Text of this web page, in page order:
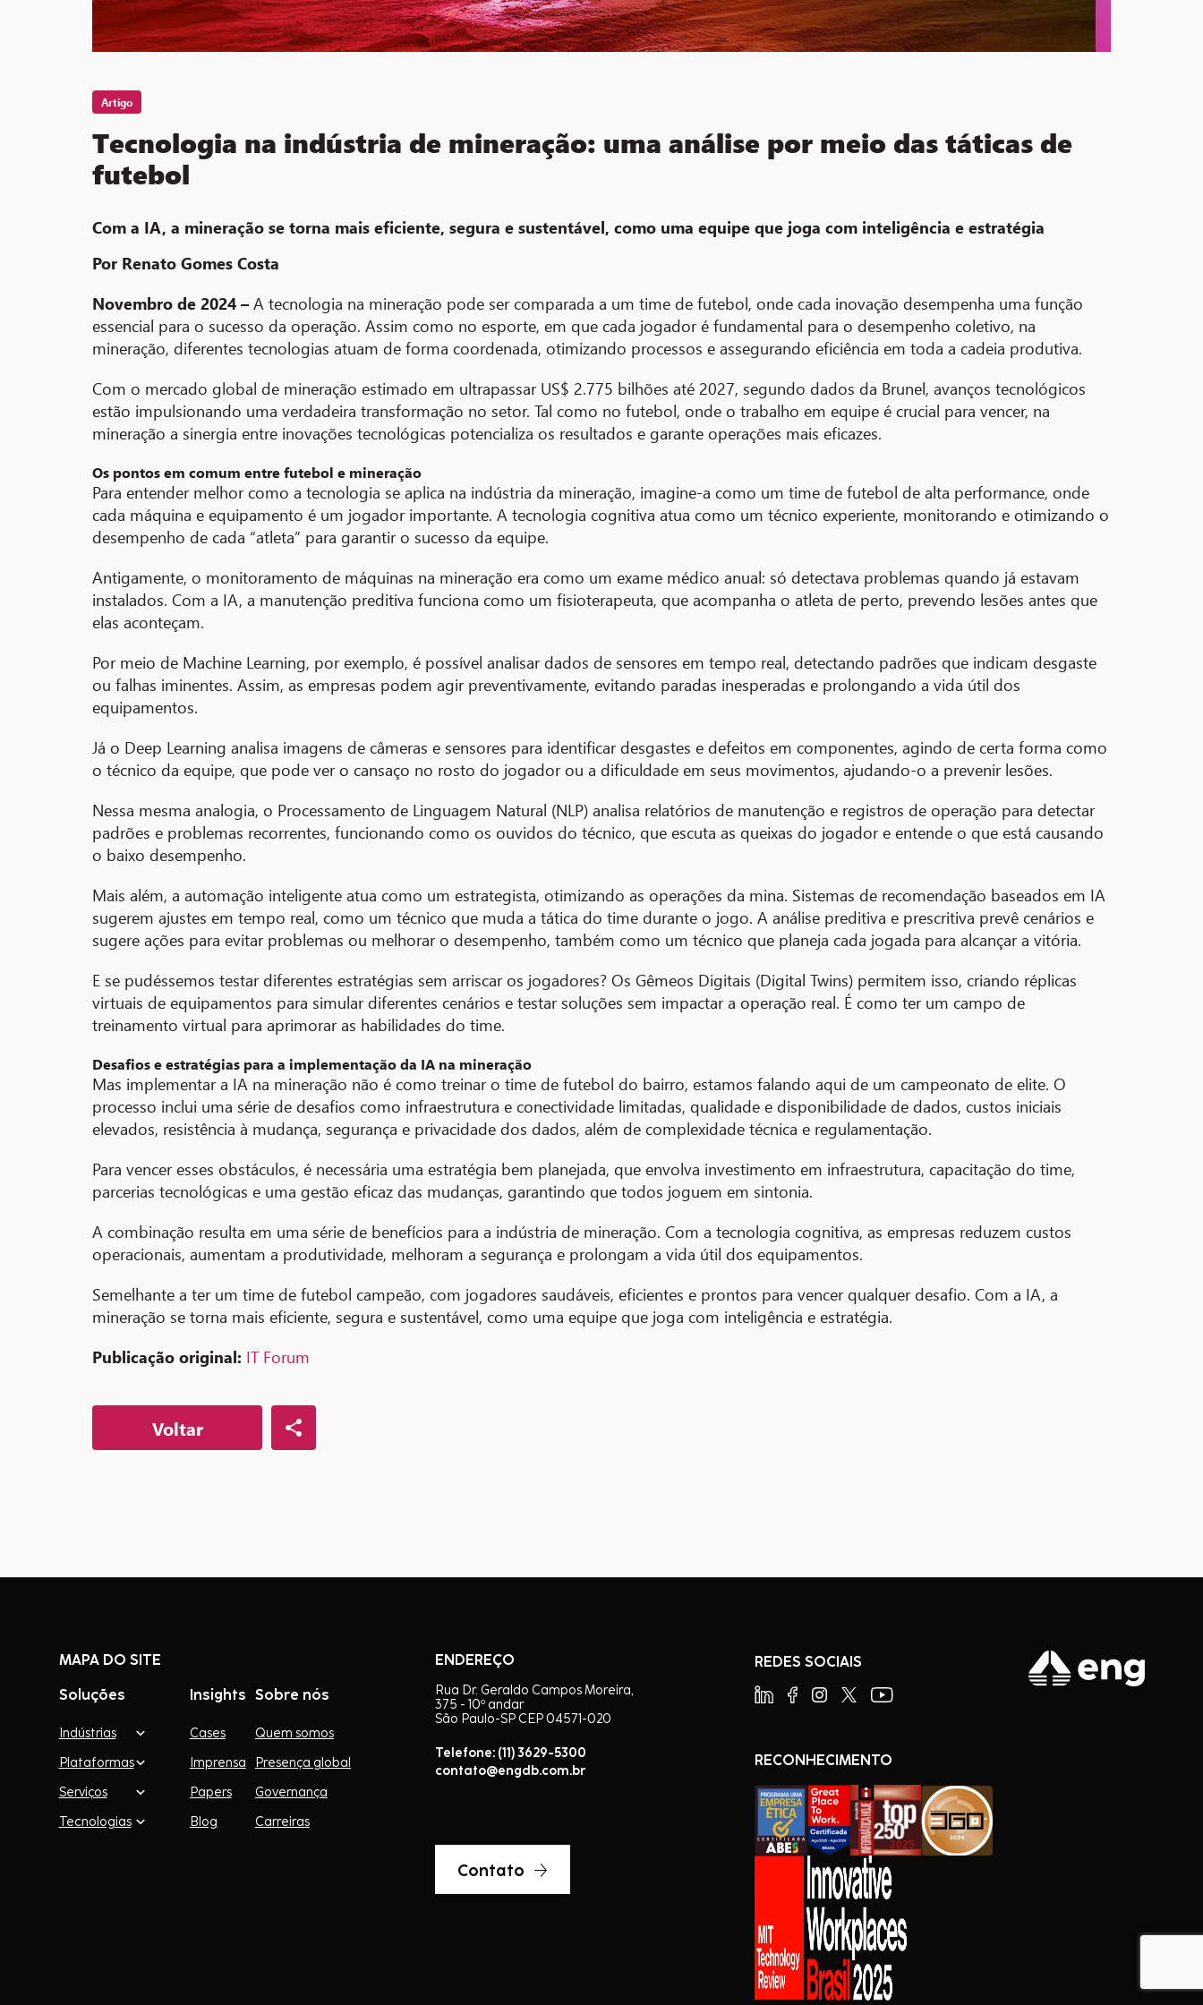
Artigo
Tecnologia na indústria de mineração: uma análise por meio das táticas de
futebol
Com a IA, a mineração se torna mais eficiente, segura e sustentável, como uma equipe que joga com inteligência e estratégia
Por Renato Gomes Costa
Novembro de 2024 – A tecnologia na mineração pode ser comparada a um time de futebol, onde cada inovação desempenha uma função
essencial para o sucesso da operação. Assim como no esporte, em que cada jogador é fundamental para o desempenho coletivo, na
mineração, diferentes tecnologias atuam de forma coordenada, otimizando processos e assegurando eficiência em toda a cadeia produtiva.
Com o mercado global de mineração estimado em ultrapassar US$ 2.775 bilhões até 2027, segundo dados da Brunel, avanços tecnológicos
estão impulsionando uma verdadeira transformação no setor. Tal como no futebol, onde o trabalho em equipe é crucial para vencer, na
mineração a sinergia entre inovações tecnológicas potencializa os resultados e garante operações mais eficazes.
Os pontos em comum entre futebol e mineração
Para entender melhor como a tecnologia se aplica na indústria da mineração, imagine-a como um time de futebol de alta performance, onde
cada máquina e equipamento é um jogador importante. A tecnologia cognitiva atua como um técnico experiente, monitorando e otimizando o
desempenho de cada “atleta” para garantir o sucesso da equipe.
Antigamente, o monitoramento de máquinas na mineração era como um exame médico anual: só detectava problemas quando já estavam
instalados. Com a IA, a manutenção preditiva funciona como um fisioterapeuta, que acompanha o atleta de perto, prevendo lesões antes que
elas aconteçam.
Por meio de Machine Learning, por exemplo, é possível analisar dados de sensores em tempo real, detectando padrões que indicam desgaste
ou falhas iminentes. Assim, as empresas podem agir preventivamente, evitando paradas inesperadas e prolongando a vida útil dos
equipamentos.
Já o Deep Learning analisa imagens de câmeras e sensores para identificar desgastes e defeitos em componentes, agindo de certa forma como
o técnico da equipe, que pode ver o cansaço no rosto do jogador ou a dificuldade em seus movimentos, ajudando-o a prevenir lesões.
Nessa mesma analogia, o Processamento de Linguagem Natural (NLP) analisa relatórios de manutenção e registros de operação para detectar
padrões e problemas recorrentes, funcionando como os ouvidos do técnico, que escuta as queixas do jogador e entende o que está causando
o baixo desempenho.
Mais além, a automação inteligente atua como um estrategista, otimizando as operações da mina. Sistemas de recomendação baseados em IA
sugerem ajustes em tempo real, como um técnico que muda a tática do time durante o jogo. A análise preditiva e prescritiva prevê cenários e
sugere ações para evitar problemas ou melhorar o desempenho, também como um técnico que planeja cada jogada para alcançar a vitória.
E se pudéssemos testar diferentes estratégias sem arriscar os jogadores? Os Gêmeos Digitais (Digital Twins) permitem isso, criando réplicas
virtuais de equipamentos para simular diferentes cenários e testar soluções sem impactar a operação real. É como ter um campo de
treinamento virtual para aprimorar as habilidades do time.
Desafios e estratégias para a implementação da IA na mineração
Mas implementar a IA na mineração não é como treinar o time de futebol do bairro, estamos falando aqui de um campeonato de elite. O
processo inclui uma série de desafios como infraestrutura e conectividade limitadas, qualidade e disponibilidade de dados, custos iniciais
elevados, resistência à mudança, segurança e privacidade dos dados, além de complexidade técnica e regulamentação.
Para vencer esses obstáculos, é necessária uma estratégia bem planejada, que envolva investimento em infraestrutura, capacitação do time,
parcerias tecnológicas e uma gestão eficaz das mudanças, garantindo que todos joguem em sintonia.
A combinação resulta em uma série de benefícios para a indústria de mineração. Com a tecnologia cognitiva, as empresas reduzem custos
operacionais, aumentam a produtividade, melhoram a segurança e prolongam a vida útil dos equipamentos.
Semelhante a ter um time de futebol campeão, com jogadores saudáveis, eficientes e prontos para vencer qualquer desafio. Com a IA, a
mineração se torna mais eficiente, segura e sustentável, como uma equipe que joga com inteligência e estratégia.
Publicação original: IT Forum
Voltar
MAPA DO SITE
Soluções
Indústrias
Plataformas
Serviços
Tecnologias
Insights
Cases
Imprensa
Papers
Blog
Sobre nós
Quem somos
Presença global
Governança
Carreiras
ENDEREÇO
Rua Dr. Geraldo Campos Moreira,
375 - 10º andar
São Paulo-SP CEP 04571-020
Telefone: (11) 3629-5300
contato@engdb.com.br
Contato
REDES SOCIAIS
RECONHECIMENTO